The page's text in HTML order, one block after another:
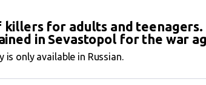
killers for adults and
in Sevastopol for the war
is only available in Russian.